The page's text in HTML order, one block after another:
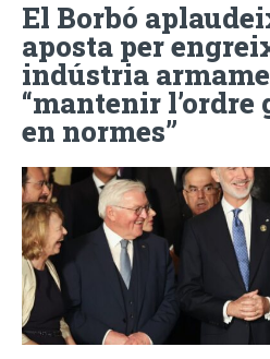
El Borbó
aposta per
indústria
“mantenir l’ordre
en normes”